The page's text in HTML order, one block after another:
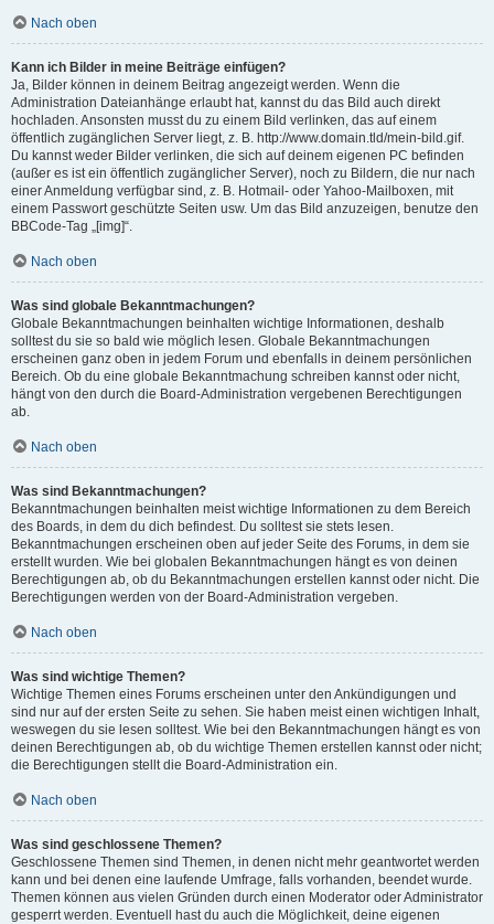
Nach oben
Kann ich Bilder in meine Beiträge einfügen?
Ja, Bilder können in deinem Beitrag angezeigt werden. Wenn die
Administration Dateianhänge erlaubt hat, kannst du das Bild auch direkt
hochladen. Ansonsten musst du zu einem Bild verlinken, das auf einem
öffentlich zugänglichen Server liegt, z. B. http://www.domain.tld/mein-bild.gif.
Du kannst weder Bilder verlinken, die sich auf deinem eigenen PC befinden
(außer es ist ein öffentlich zugänglicher Server), noch zu Bildern, die nur nach
einer Anmeldung verfügbar sind, z. B. Hotmail- oder Yahoo-Mailboxen, mit
einem Passwort geschützte Seiten usw. Um das Bild anzuzeigen, benutze den
BBCode-Tag „[img]“.
Nach oben
Was sind globale Bekanntmachungen?
Globale Bekanntmachungen beinhalten wichtige Informationen, deshalb
solltest du sie so bald wie möglich lesen. Globale Bekanntmachungen
erscheinen ganz oben in jedem Forum und ebenfalls in deinem persönlichen
Bereich. Ob du eine globale Bekanntmachung schreiben kannst oder nicht,
hängt von den durch die Board-Administration vergebenen Berechtigungen
ab.
Nach oben
Was sind Bekanntmachungen?
Bekanntmachungen beinhalten meist wichtige Informationen zu dem Bereich
des Boards, in dem du dich befindest. Du solltest sie stets lesen.
Bekanntmachungen erscheinen oben auf jeder Seite des Forums, in dem sie
erstellt wurden. Wie bei globalen Bekanntmachungen hängt es von deinen
Berechtigungen ab, ob du Bekanntmachungen erstellen kannst oder nicht. Die
Berechtigungen werden von der Board-Administration vergeben.
Nach oben
Was sind wichtige Themen?
Wichtige Themen eines Forums erscheinen unter den Ankündigungen und
sind nur auf der ersten Seite zu sehen. Sie haben meist einen wichtigen Inhalt,
weswegen du sie lesen solltest. Wie bei den Bekanntmachungen hängt es von
deinen Berechtigungen ab, ob du wichtige Themen erstellen kannst oder nicht;
die Berechtigungen stellt die Board-Administration ein.
Nach oben
Was sind geschlossene Themen?
Geschlossene Themen sind Themen, in denen nicht mehr geantwortet werden
kann und bei denen eine laufende Umfrage, falls vorhanden, beendet wurde.
Themen können aus vielen Gründen durch einen Moderator oder Administrator
gesperrt werden. Eventuell hast du auch die Möglichkeit, deine eigenen